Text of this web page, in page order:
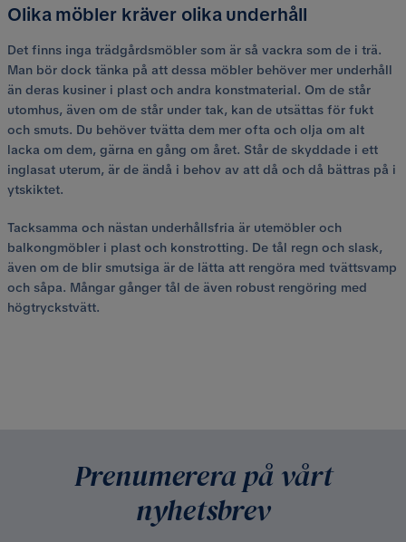
Olika möbler kräver olika underhåll
Det finns inga trädgårdsmöbler som är så vackra som de i trä.
Man bör dock tänka på att dessa möbler behöver mer underhåll
än deras kusiner i plast och andra konstmaterial. Om de står
utomhus, även om de står under tak, kan de utsättas för fukt
och smuts. Du behöver tvätta dem mer ofta och olja om alt
lacka om dem, gärna en gång om året. Står de skyddade i ett
inglasat uterum, är de ändå i behov av att då och då bättras på i
ytskiktet.
Tacksamma och nästan underhållsfria är utemöbler och
balkongmöbler i plast och konstrotting. De tål regn och slask,
även om de blir smutsiga är de lätta att rengöra med tvättsvamp
och såpa. Mångar gånger tål de även robust rengöring med
högtryckstvätt.
Prenumerera på vårt
nyhetsbrev